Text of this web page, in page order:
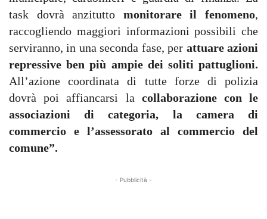
task dovrà anzitutto monitorare il fenomeno,
raccogliendo maggiori informazioni possibili che
serviranno, in una seconda fase, per attuare azioni
repressive ben più ampie dei soliti pattuglioni.
All’azione coordinata di tutte forze di polizia
dovrà poi affiancarsi la collaborazione con le
associazioni di categoria, la camera di
commercio e l’assessorato al commercio del
comune”.
- Pubblicità -